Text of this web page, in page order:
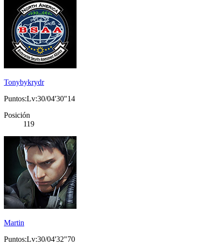
Tonybykrydr
Puntos:Lv:30/04'30"14
Posición
119
Martin
Puntos:Lv:30/04'32"70